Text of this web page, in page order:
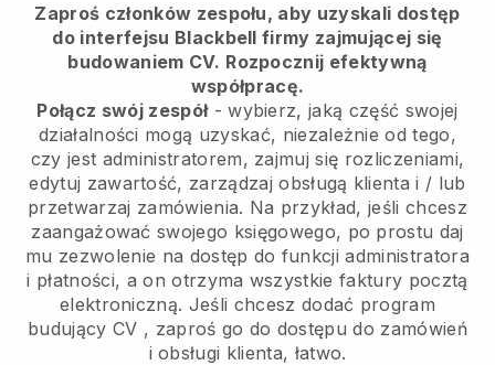
Zaproś członków zespołu, aby uzyskali dostęp
do interfejsu Blackbell firmy zajmującej się
budowaniem CV. Rozpocznij efektywną
współpracę.
Połącz swój zespół- wybierz, jaką część swojej
działalności mogą uzyskać, niezależnie od tego,
czy jest administratorem, zajmuj się rozliczeniami,
edytuj zawartość, zarządzaj obsługą klienta i / lub
przetwarzaj zamówienia. Na przykład, jeśli chcesz
zaangażować swojego księgowego, po prostu daj
mu zezwolenie na dostęp do funkcji administratora
i płatności, a on otrzyma wszystkie faktury pocztą
elektroniczną. Jeśli chcesz dodać program
budujący CV , zaproś go do dostępu do zamówień
i obsługi klienta, łatwo.